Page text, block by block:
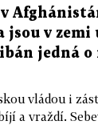
v zemi
jedná o
vládou i
a vraždí.